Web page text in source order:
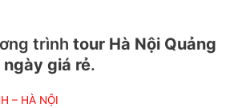
trình tour Hà Nội Quảng
ngày giá rẻ.
– HÀ NỘI